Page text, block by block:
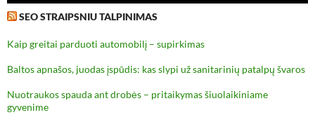
SEO STRAIPSNIU TALPINIMAS
Kaip greitai parduoti automobilį – supirkimas
Baltos apnašos, juodas įspūdis: kas slypi už sanitarinių patalpų švaros
Nuotraukos spauda ant drobės – pritaikymas šiuolaikiniame
gyvenime